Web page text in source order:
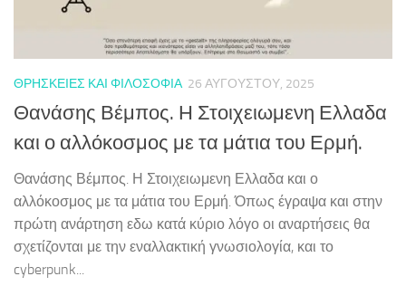
ΘΡΗΣΚΕΊΕΣ ΚΑΙ ΦΙΛΟΣΟΦΊΑ 26 ΑΥΓΟΎΣΤΟΥ, 2025
Θανάσης Βέμπος. Η Στοιχειωμενη Ελλαδα
και ο αλλόκοσμος με τα μάτια του Ερμή.
Θανάσης Βέμπος. Η Στοιχειωμενη Ελλαδα και ο
αλλόκοσμος με τα μάτια του Ερμή. Όπως έγραψα και στην
πρώτη ανάρτηση εδω κατά κύριο λόγο οι αναρτήσεις θα
σχετίζονται με την εναλλακτική γνωσιολογία, και το
cyberpunk...